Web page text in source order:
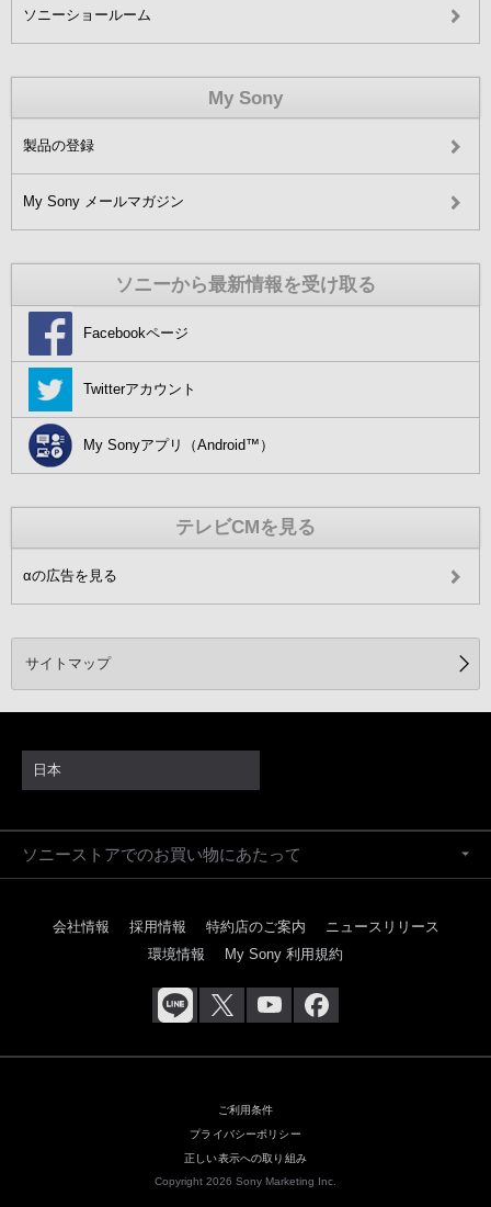
ソニーショールーム
My Sony
製品の登録
My Sony メールマガジン
ソニーから最新情報を受け取る
Facebookページ
Twitterアカウント
My Sonyアプリ（Android™）
テレビCMを見る
αの広告を見る
サイトマップ
日本
ソニーストアでのお買い物にあたって
会社情報 採用情報 特約店のご案内
ニュースリリース
環境情報
My Sony 利用規約
ご利用条件
プライバシーポリシー
正しい表示への取り組み
Copyright 2026 Sony Marketing Inc.